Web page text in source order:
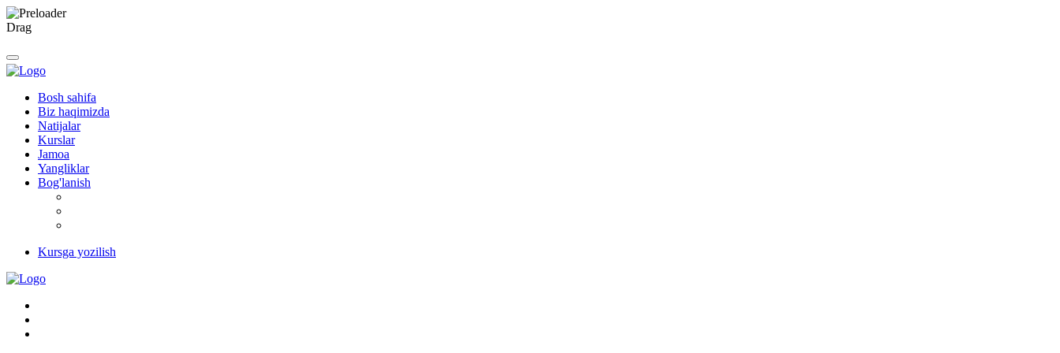
Drag
Bosh sahifa
Biz haqimizda
Natijalar
Kurslar
Jamoa
Yangliklar
Bog'lanish
Kursga yozilish